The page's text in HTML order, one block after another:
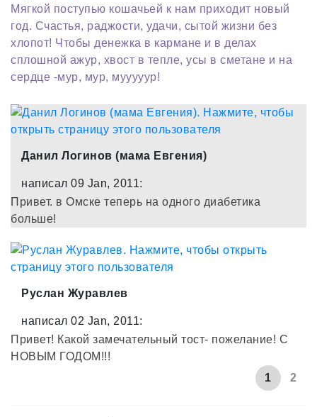
Мягкой поступью кошачьей к нам приходит новый
год. Счастья, раджости, удачи, сытой жизни без
хлопот! Чтобы денежка в кармане и в делах
сплошной ажур, хвост в тепле, усы в сметане и на
сердце -мур, мур, мууууур!
Данил Логинов (мама Евгения)
написал 09 Jan, 2011:
Привет. в Омске теперь на одного диабетика
больше!
Руслан Журавлев
написал 02 Jan, 2011:
Привет! Какой замечательный тост- пожелание! С
НОВЫМ ГОДОМ!!!
1
2